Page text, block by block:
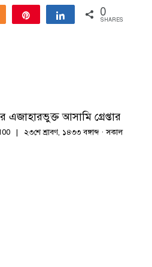
Share Share 0
SHARES
এজাহারভুক্ত আসামি গ্রেপ্তার
২৩শে শ্রাবণ, ১৪৩৩ বঙ্গাব্দ · সকাল